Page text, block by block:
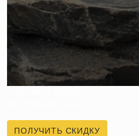
ПОЛУЧИТЬ СКИДКУ